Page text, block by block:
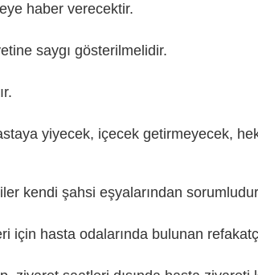
haber verecektir.
saygı gösterilmelidir.
yiyecek, içecek getirmeyecek,
kendi şahsi eşyalarından
için hasta odalarında bulunan